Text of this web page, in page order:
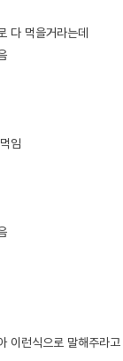
다 먹을거라는데
임
이런식으로 말해주라